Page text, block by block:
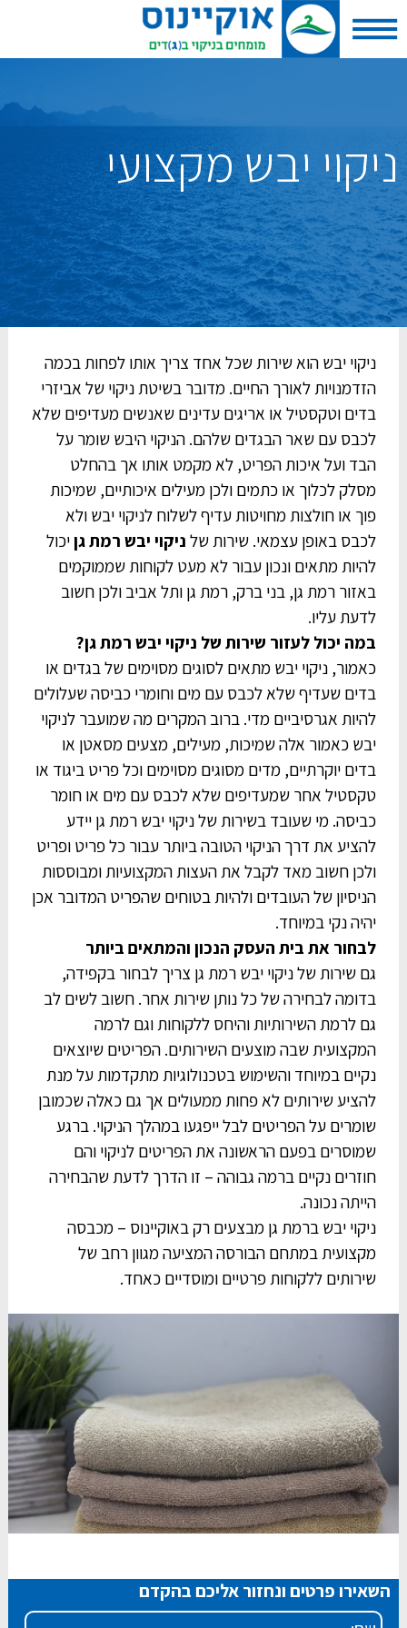
ניקוי יבש מקצועי
ניקוי יבש הוא שירות שכל אחד צריך אותו לפחות בכמה
הזדמנויות לאורך החיים. מדובר בשיטת ניקוי של אביזרי
בדים וטקסטיל או אריגים עדינים שאנשים מעדיפים שלא
לכבס עם שאר הבגדים שלהם. הניקוי היבש שומר על
הבד ועל איכות הפריט, לא מקמט אותו אך בהחלט
מסלק לכלוך או כתמים ולכן מעילים איכותיים, שמיכות
פוך או חולצות מחויטות עדיף לשלוח לניקוי יבש ולא
לכבס באופן עצמאי. שירות של ניקוי יבש רמת גןיכול
להיות מתאים ונכון עבור לא מעט לקוחות שממוקמים
באזור רמת גן, בני ברק, רמת גן ותל אביב ולכן חשוב
לדעת עליו.
במה יכול לעזור שירות של ניקוי יבש רמת גן?
כאמור, ניקוי יבש מתאים לסוגים מסוימים של בגדים או
בדים שעדיף שלא לכבס עם מים וחומרי כביסה שעלולים
להיות אגרסיביים מדי. ברוב המקרים מה שמועבר לניקוי
יבש כאמור אלה שמיכות, מעילים, מצעים מסאטן או
בדים יוקרתיים, מדים מסוגים מסוימים וכל פריט ביגוד או
טקסטיל אחר שמעדיפים שלא לכבס עם מים או חומר
כביסה. מי שעובד בשירות של ניקוי יבש רמת גן יידע
להציע את דרך הניקוי הטובה ביותר עבור כל פריט ופריט
ולכן חשוב מאד לקבל את העצות המקצועיות ומבוססות
הניסיון של העובדים ולהיות בטוחים שהפריט המדובר אכן
יהיה נקי במיוחד.
לבחור את בית העסק הנכון והמתאים ביותר
גם שירות של ניקוי יבש רמת גן צריך לבחור בקפידה,
בדומה לבחירה של כל נותן שירות אחר. חשוב לשים לב
גם לרמת השירותיות והיחס ללקוחות וגם לרמה
המקצועית שבה מוצעים השירותים. הפריטים שיוצאים
נקיים במיוחד והשימוש בטכנולוגיות מתקדמות על מנת
להציע שירותים לא פחות ממעולים אך גם כאלה שכמובן
שומרים על הפריטים לבל ייפגעו במהלך הניקוי. ברגע
שמוסרים בפעם הראשונה את הפריטים לניקוי והם
חוזרים נקיים ברמה גבוהה – זו הדרך לדעת שהבחירה
הייתה נכונה.
ניקוי יבש ברמת גן מבצעים רק באוקיינוס – מכבסה
מקצועית במתחם הבורסה המציעה מגוון רחב של
שירותים ללקוחות פרטיים ומוסדיים כאחד.
השאירו פרטים ונחזור אליכם בהקדם